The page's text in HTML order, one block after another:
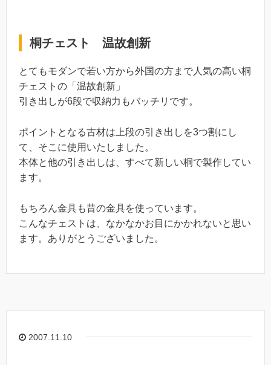
桐チェスト 温故創新
とてもモダンで若い方から外国の方まで人気の高い桐
チェストの「温故創新」
引き出しが6段で収納力もバッチリです。
ポイントとなる古材は上段の引き出しを3つ割にし
て、そこに使用いたしました。
本体と他の引き出しは、すべて新しい桐で製作してい
ます。
もちろん金具も昔の金具を使っています。
こんなチェストは、なかなかお目にかかれないと思い
ます。ありがとうございました。
2007.11.10